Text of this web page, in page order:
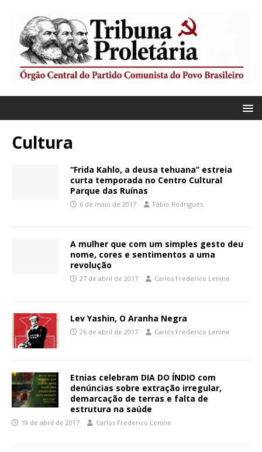
Cultura
“Frida Kahlo, a deusa tehuana” estreia
curta temporada no Centro Cultural
Parque das Ruínas
6 de maio de 2017 Fábio Rodrigues
A mulher que com um simples gesto deu
nome, cores e sentimentos a uma
revolução
27 de abril de 2017 Carlos Frederico Lenine
Lev Yashin, O Aranha Negra
26 de abril de 2017 Carlos Frederico Lenine
Etnias celebram DIA DO ÍNDIO com
denúncias sobre extração irregular,
demarcação de terras e falta de
estrutura na saúde
19 de abril de 2017 Carlos Frederico Lenine